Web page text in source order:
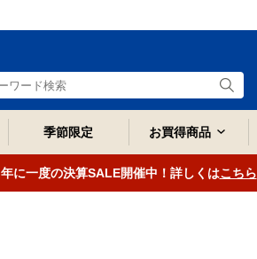
季節限定 お買得商品
年に一度の決算SALE開催中！詳しくはこちら